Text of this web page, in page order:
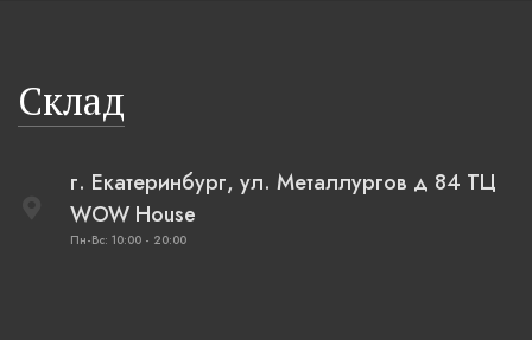
Склад
г. Екатеринбург, ул. Металлургов д 84 ТЦ
WOW House
Пн-Вс: 10:00 - 20:00